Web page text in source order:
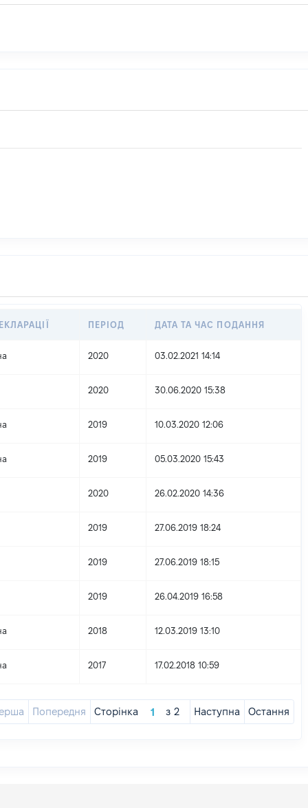
ПЕРІОД ДАТА ТА ЧАС ПОДАННЯ
2020 03.02.2021 14:14
2020 30.06.2020 15:38
2019 10.03.2020 12:06
2019 05.03.2020 15:43
2020 26.02.2020 14:36
2019 27.06.2019 18:24
2019 27.06.2019 18:15
2019 26.04.2019 16:58
2018 12.03.2019 13:10
2017 17.02.2018 10:59
Попередня Сторінка з 2 Наступна Остання